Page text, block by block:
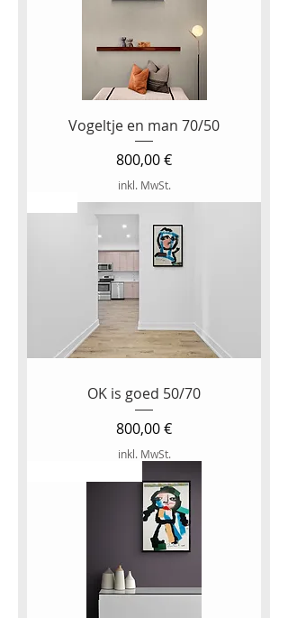
Vogeltje en man 70/50
Preis
800,00 €
inkl. MwSt.
OK is goed 50/70
Preis
800,00 €
inkl. MwSt.